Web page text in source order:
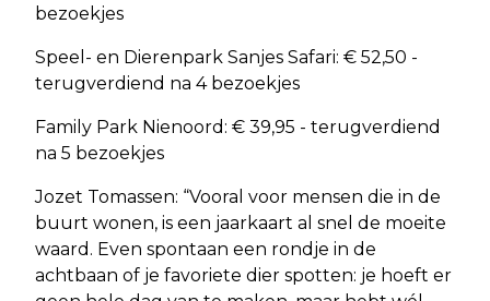
bezoekjes
Speel- en Dierenpark Sanjes Safari: € 52,50 -
terugverdiend na 4 bezoekjes
Family Park Nienoord: € 39,95 - terugverdiend
na 5 bezoekjes
Jozet Tomassen: “Vooral voor mensen die in de
buurt wonen, is een jaarkaart al snel de moeite
waard. Even spontaan een rondje in de
achtbaan of je favoriete dier spotten: je hoeft er